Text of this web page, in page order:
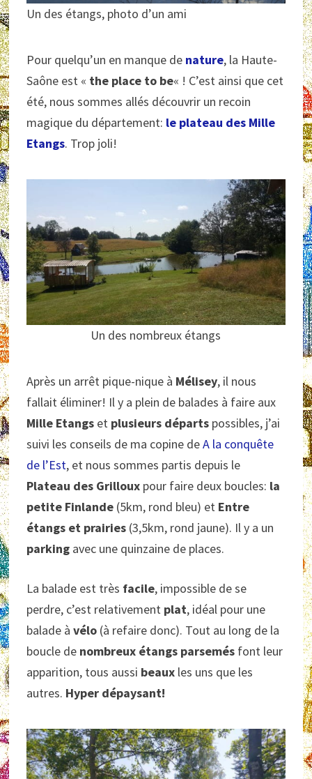
Un des étangs, photo d’un ami
Pour quelqu’un en manque de nature, la Haute-
Saône est « the place to be« ! C’est ainsi que cet
été, nous sommes allés découvrir un recoin
magique du département: le plateau des Mille
Etangs. Trop joli!
Un des nombreux étangs
Après un arrêt pique-nique à Mélisey, il nous
fallait éliminer! Il y a plein de balades à faire aux
Mille Etangs et plusieurs départs possibles, j’ai
suivi les conseils de ma copine deA la conquête
de l’Est, et nous sommes partis depuis le
Plateau des Grilloux pour faire deux boucles: la
petite Finlande (5km, rond bleu) et Entre
étangs et prairies (3,5km, rond jaune). Il y a un
parking avec une quinzaine de places.
La balade est très facile, impossible de se
perdre, c’est relativement plat, idéal pour une
balade àvélo (à refaire donc). Tout au long de la
boucle de nombreux étangs parsemés font leur
apparition, tous aussi beaux les uns que les
autres. Hyper dépaysant!